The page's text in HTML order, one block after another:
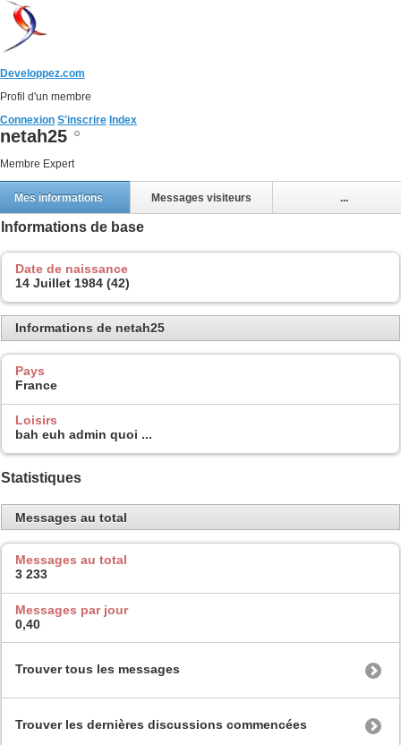
Developpez.com
Profil d'un membre
Connexion S'inscrire Index
netah25
Membre Expert
Mes informations Messages visiteurs ...
Informations de base
Date de naissance
14 Juillet 1984 (42)
Informations de netah25
Pays
France
Loisirs
bah euh admin quoi ...
Statistiques
Messages au total
Messages au total
3 233
Messages par jour
0,40
Trouver tous les messages
Trouver les dernières discussions commencées